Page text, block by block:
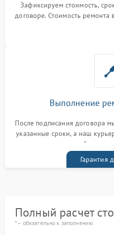
Зафиксируем стоимость,
договоре. Стоимость ремонта
Выполнение
После подписания договора
указанные сроки, а наш
гарантийным
Гарантия
Полный расчет
* – обязательно к заполнению